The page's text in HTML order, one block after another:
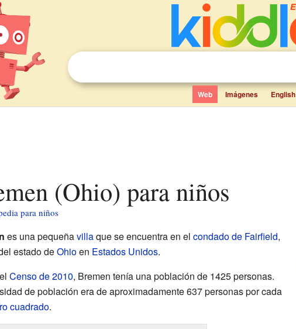
Web Imágenes English
(Ohio) para niños
para niños
es una pequeñavillaque se encuentra en el condado de Fairfield,
estado deOhioen Estados Unidos.
Censo de 2010, Bremen tenía una población de 1425 personas.
de población era de aproximadamente 637 personas por cada
cuadrado.